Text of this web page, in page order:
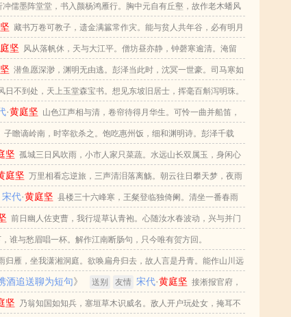
三石使屈蟠，亦恐形全便飞去。
冲儒墨阵堂堂，书入颜杨鸿雁行。胸中元自有丘壑，故作老木蟠风
藏书万卷可教子，遗金满籯常作灾。能与贫人共年谷，必有明月
得妙，更将何物污灵台。
坚 风从落帆休，天与大江平。僧坊昼亦静，钟磬寒逾清。淹留
木末，朱栏见潮生。樯移永正县，鸟度建康城。薪者得树鸡，羹
夕阳明。思归诚独乐，薇蕨渐春荣。
潜鱼愿深渺，渊明无由逃。彭泽当此时，沈冥一世豪。司马寒如
，肮脏犹汉相。时无益州牧，指挥用诸将。平生本朝心，岁月阅
尚。属予刚制酒，无用酌杯盎。欲招千载魂，斯文或宜当。
日不到处，天上玉堂森宝书。想见东坡旧居士，挥毫百斛泻明珠。
载扁舟向五湖。
·黄庭坚 山色江声相与清，卷帘待得月华生。可怜一曲并船笛，
为风流恼人病，不如天性总无情。
子瞻谪岭南，时宰欲杀之。饱吃惠州饭，细和渊明诗。彭泽千载
坚 孤城三日风吹雨，小市人家只菜蔬。水远山长双属玉，身闲心
已陈迹，暮窗归了读残书。
庭坚 万里相看忘逆旅，三声清泪落离觞。朝云往日攀天梦，夜雨
际常回首，从此频书慰断肠。
宋代·黄庭坚 县楼三十六峰寒，王粲登临独倚阑。清坐一番春雨
。举目尽妨人作乐，几时归得钓鲵桓。
前日幽人佐吏曹，我行堤草认青袍。心随汝水春波动，兴与并门
来是，花落故溪深一篙。
谁与愁眉唱一杯。解作江南断肠句，只今唯有贺方回。
归雁，坐我潇湘洞庭。欲唤扁舟归去，故人言是丹青。能作山川远
脱水双鱼，吹沫相看晚图。老矣个中得计，作书远寄江湖。折苇
。子母猿号槲叶，山南山北危机。世故谁能樗里，彀中皆是由
酒追送聊为短句》 送别 友情 宋代·黄庭坚 接淅报官府，
盘泻浊清。袛应瘴乡老，难答故人情。
坚 乃翁知国如知兵，塞垣草木识威名。敌人开户玩处女，掩耳不